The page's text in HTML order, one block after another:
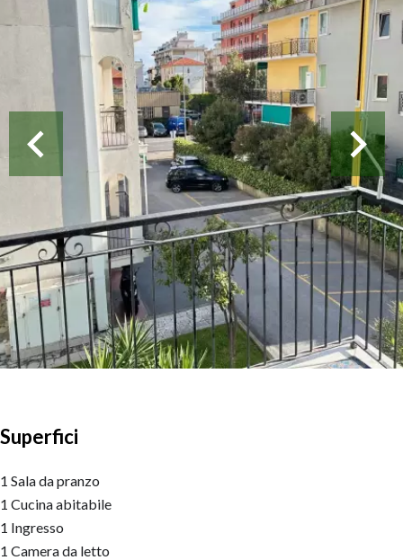
Superfici
1 Sala da pranzo
1 Cucina abitabile
1 Ingresso
1 Camera da letto